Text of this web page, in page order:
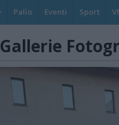
Palio Eventi Sport
Gallerie